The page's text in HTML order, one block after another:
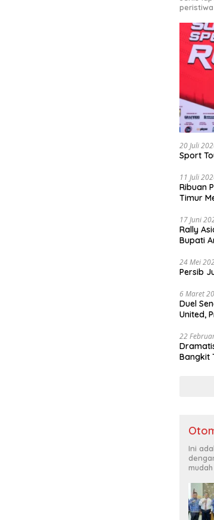
20 Juli
Sport
11 Juli
Ribuan
Timur
17 Juni
Rally
Bupati
24 Mei
Persib
6 Maret
Duel
United,
22
Bangkit
Ini